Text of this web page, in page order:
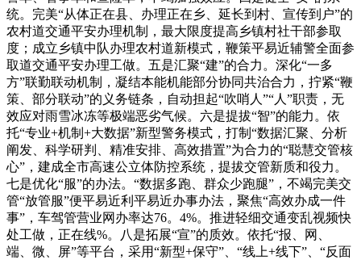
统。完美“从体正在县、办理正在乡、延长到村、宣传到户”的
农村道交通平安办理机制，最大限度提高乡镇村社干部参取
度；成立乡镇中队办理农村道新模式，鞭策平易近辅警全面参
取道交通平安办理工做。五是汇聚“建”的合力。深化“一多
方”联勤联动机制，凝结本能机能部分协同共治合力，拧紧“鞭
策、部分联动”的义务链条，自动担起“吹哨人”“人”职责，无
效应对雨雪冰冻等极端恶劣气候。六是提拔“智”的能力。依
托“专业+机制+大数据”新型警务模式，打制“数据汇聚、分析
阐发、科学研判、精准安排、高效措置”为合力的“聪慧交管核
心”，建成全市高速公立体防控系统，提拔交管新质和役力。
七是优化“服”的办法。“数据多跑、群众少跑腿”，不竭完美交
管“放管服”便平易近利平易近办事办法，聚焦“高效办成一件
事”，车驾管营业网办率达76。4%。推进轻细交通变乱视频快
处工做，正在线%。八是拓展“宣”的质效。依托“报、网、
端、微、屏”等平台，采用“新型+保守”、“线上+线下”、“反面